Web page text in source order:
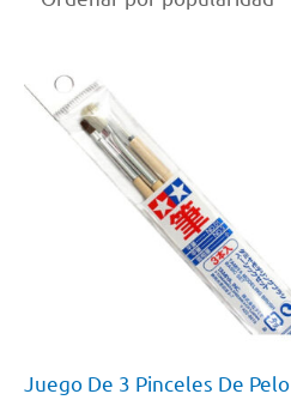
Juego De 3 Pinceles De Pelo